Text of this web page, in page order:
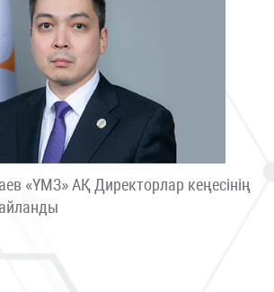
«ҮМЗ» АҚ Директорлар кеңесінің